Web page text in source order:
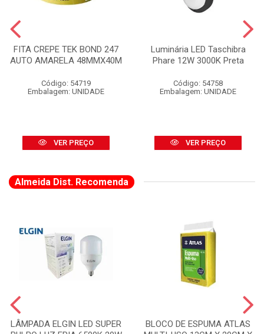
FITA CREPE TEK BOND 247
AUTO AMARELA 48MMX40M
Código: 54719
Embalagem: UNIDADE
VER PREÇO
Luminária LED Taschibra
Phare 12W 3000K Preta
Código: 54758
Embalagem: UNIDADE
VER PREÇO
Almeida Dist. Recomenda
LÂMPADA ELGIN LED SUPER
BLOCO DE ESPUMA ATLAS